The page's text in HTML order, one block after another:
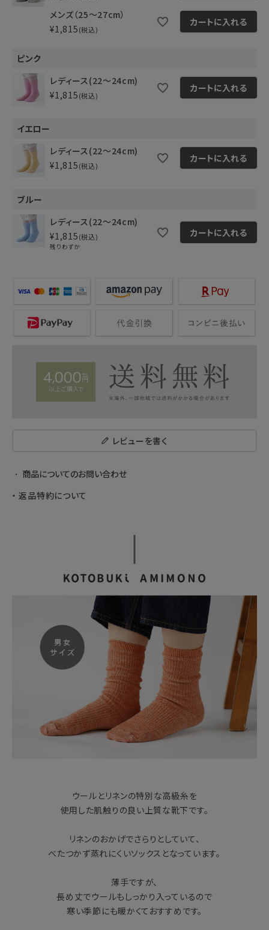
メンズ（25～27cm）
¥1,815 税込
カートに入れる
ピンク
レディース(22～24cm)
¥1,815 税込
カートに入れる
イエロー
レディース(22～24cm)
¥1,815 税込
カートに入れる
ブルー
レディース(22～24cm)
¥1,815 税込
残りわずか
カートに入れる
レビューを書く
商品についてのお問い合わせ
返品特約について
ウールとリネンの特別な高級糸を
使用した肌触りの良い上質な靴下です。
リネンのおかげでさらりとしていて、
べたつかず蒸れにくいソックスとなっています。
薄手ですが、
長め丈でウールもしっかり入っているので
寒い季節にも暖かくておすすめです。